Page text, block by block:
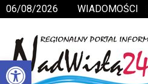
Otwórz pasek narzędzi
06/08/2026 WIADOMOŚCI